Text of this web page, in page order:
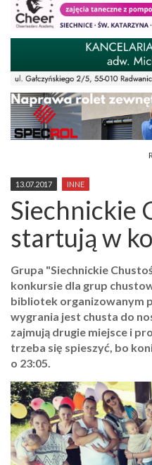
13.07.2017 INNE
Siechnickie
startują w
Grupa "Siechnickie
konkursie dla grup
bibliotek organizowanym
wygrania jest chusta do
zajmują drugie miejsce i
trzeba się spieszyć, bo
o 23:05.